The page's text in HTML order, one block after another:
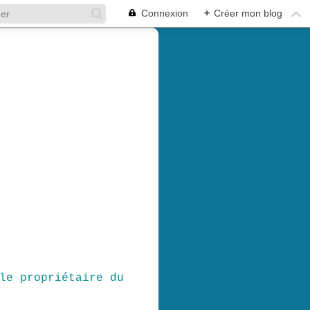
Connexion + Créer mon blog
propriétaire du